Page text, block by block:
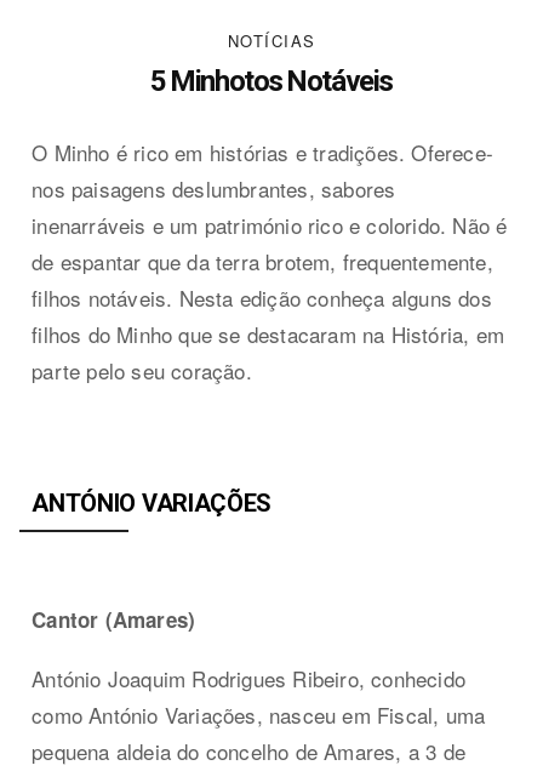
NOTÍCIAS
5 Minhotos Notáveis
O Minho é rico em histórias e tradições. Oferece-
nos paisagens deslumbrantes, sabores
inenarráveis e um património rico e colorido. Não é
de espantar que da terra brotem, frequentemente,
filhos notáveis. Nesta edição conheça alguns dos
filhos do Minho que se destacaram na História, em
parte pelo seu coração.
ANTÓNIO VARIAÇÕES
Cantor (Amares)
António Joaquim Rodrigues Ribeiro, conhecido
como António Variações, nasceu em Fiscal, uma
pequena aldeia do concelho de Amares, a 3 de